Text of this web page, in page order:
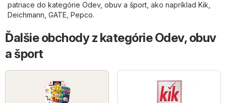
patriace do kategórie Odev, obuv a šport , ako napríklad Kik
Deichmann GATE Pepco.
Ďalšie obchody z kategórie Odev, obuv
a šport